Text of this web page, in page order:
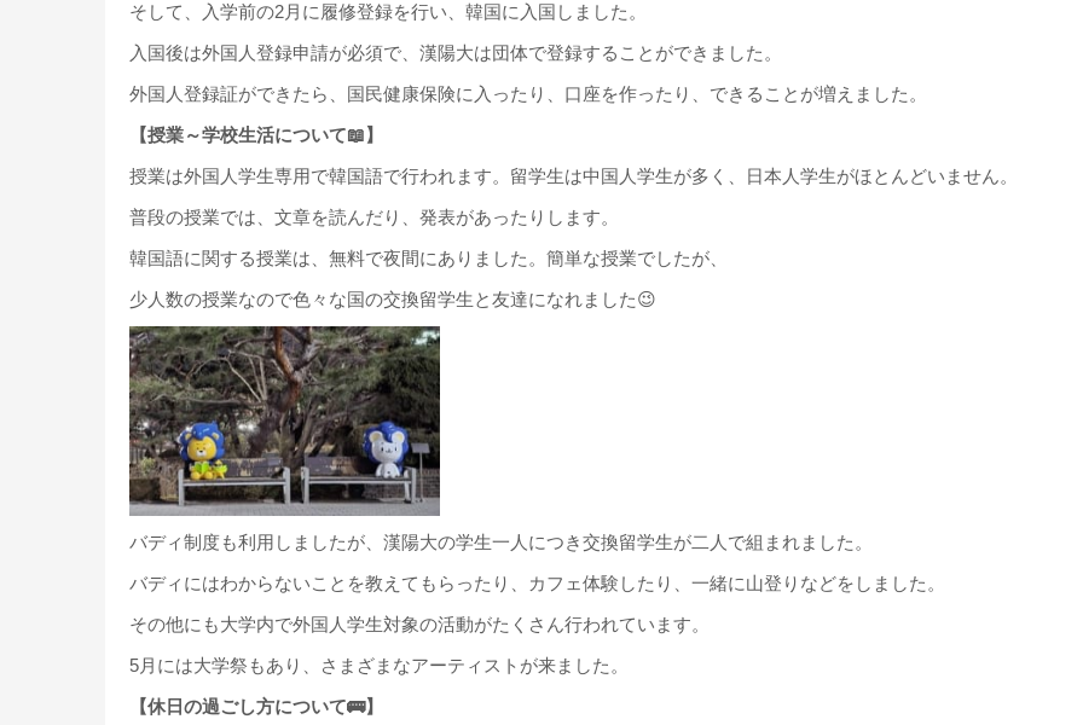
そして、入学前の2月に履修登録を行い、韓国に入国しました。
入国後は外国人登録申請が必須で、漢陽大は団体で登録することができました。
外国人登録証ができたら、国民健康保険に入ったり、口座を作ったり、できることが増えました。
【授業～学校生活について📖】
授業は外国人学生専用で韓国語で行われます。留学生は中国人学生が多く、日本人学生がほとんどいません。
普段の授業では、文章を読んだり、発表があったりします。
韓国語に関する授業は、無料で夜間にありました。簡単な授業でしたが、
少人数の授業なので色々な国の交換留学生と友達になれました😉
バディ制度も利用しましたが、漢陽大の学生一人につき交換留学生が二人で組まれました。
バディにはわからないことを教えてもらったり、カフェ体験したり、一緒に山登りなどをしました。
その他にも大学内で外国人学生対象の活動がたくさん行われています。
5月には大学祭もあり、さまざまなアーティストが来ました。
【休日の過ごし方について🚌】